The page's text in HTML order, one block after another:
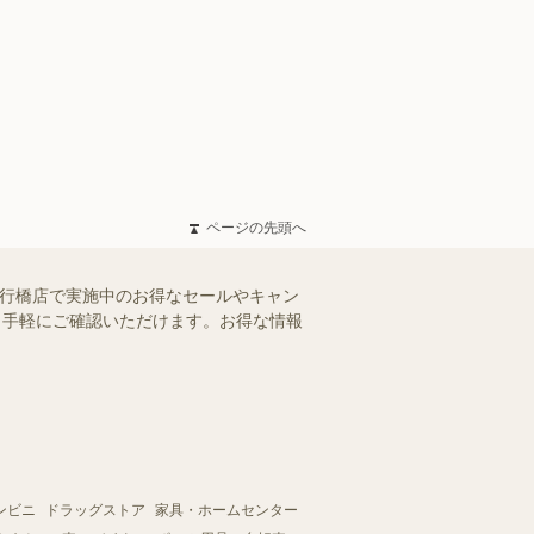
ページの先頭へ
橋店で実施中のお得なセールやキャン
軽にご確認いただけます。お得な情報
ビニ ドラッグストア
家具・ホームセンター